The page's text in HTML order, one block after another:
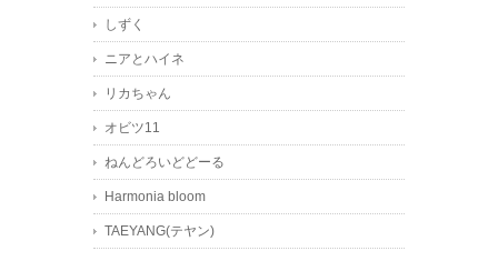
しずく
ニアとハイネ
リカちゃん
オビツ11
ねんどろいどどーる
Harmonia bloom
TAEYANG(テヤン)